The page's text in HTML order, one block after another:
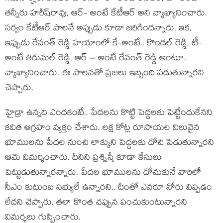
త‌న్నీరు హ‌రీష్‌రావు, ఆర్‌- అంటే కేటీఆర్ అని వ్యాఖ్యానించారు.
స‌ర్వం కేటీఆర్ పాల‌నే అప్పుడు కూడా జ‌రిగింద‌న్నారు. ఇక‌,
ఇప్పుడు రేవంత్ రెడ్డి హ‌యాంలో కే-అంటే.. కొండ‌ల్ రెడ్డి, టీ-
అంటే తిరుమ‌ల్ రెడ్డి, ఆర్ – అంటే రేవంత్ రెడ్డి అంటూ..
వ్యాఖ్యానించారు. ఈ పాల‌న‌తో ప్ర‌జ‌లు ఇబ్బంది ప‌డుతున్నార‌ని
చెప్పారు.
హైడ్రా ఉన్న‌ది ఎంద‌కంటే.. పేద‌ల‌ను కొట్టి పెద్ద‌ల‌కు పెట్టేందుకేన‌ని
క‌విత ఆగ్ర‌హం వ్య‌క్తం చేశారు. ల‌క్ష కోట్ల రూపాయ‌ల విలువైన
భూముల‌ను పేద‌ల నుంచి లాక్కుని పెద్ద‌ల‌కు దోచి పెడుతున్నార‌ని
ఆమె విమ‌ర్శించారు. దీనిని ప్ర‌శ్నిస్తే కూడా కేసులు
పెట్టుడుతున్నార‌న్నారు. పేద‌ల భూముల‌ను దోచుకునే వారిలో
సీఎం కుటుంబ స‌భ్యులే ఉన్నార‌ని.. దీంతో ఎవ‌రూ నోరు విప్ప‌డం
లేద‌ని చెప్పారు. త‌లా కొంత చ‌ప్పున పంచుకుంటున్నార‌ని
విమ‌ర్శ‌లు గుప్పించారు.